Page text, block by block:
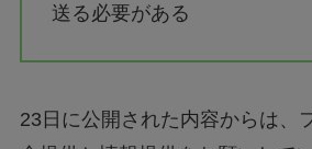
送る必要がある
23日に公開された内容からは、